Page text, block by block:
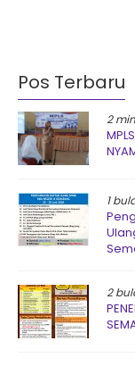
Pos Terbaru
2
1
2